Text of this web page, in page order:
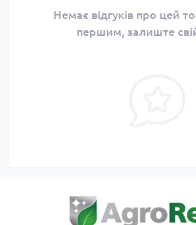
Немає відгуків про цей
першим, залиште